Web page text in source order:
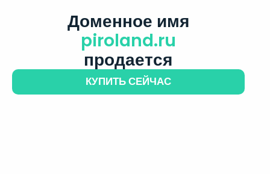
Доменное имя
piroland.ru
продается
КУПИТЬ СЕЙЧАС